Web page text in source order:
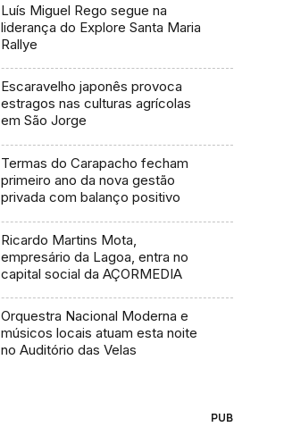
Luís Miguel Rego segue na
liderança do Explore Santa Maria
Rallye
Escaravelho japonês provoca
estragos nas culturas agrícolas
em São Jorge
Termas do Carapacho fecham
primeiro ano da nova gestão
privada com balanço positivo
Ricardo Martins Mota,
empresário da Lagoa, entra no
capital social da AÇORMEDIA
Orquestra Nacional Moderna e
músicos locais atuam esta noite
no Auditório das Velas
PUB